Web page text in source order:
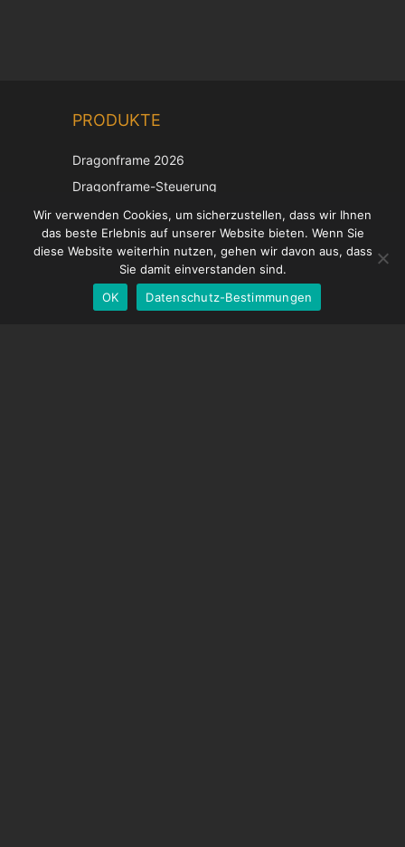
PRODUKTE
Dragonframe 2026
Dragonframe-Steuerung
DDMX-512
DMC-32
EOS LV-Korrekturkappe
Wir verwenden Cookies, um sicherzustellen, dass wir Ihnen
das beste Erlebnis auf unserer Website bieten. Wenn Sie
diese Website weiterhin nutzen, gehen wir davon aus, dass
Sie damit einverstanden sind.
OK
Datenschutz-Bestimmungen
German
English
Spanish
French